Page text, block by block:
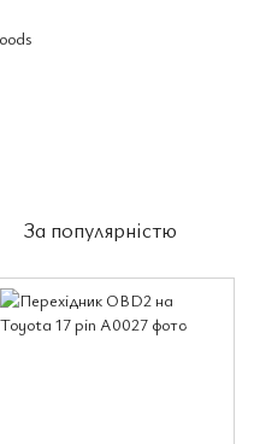
За популярністю